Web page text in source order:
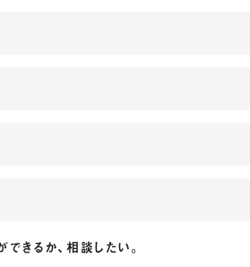
できるか、相談したい。